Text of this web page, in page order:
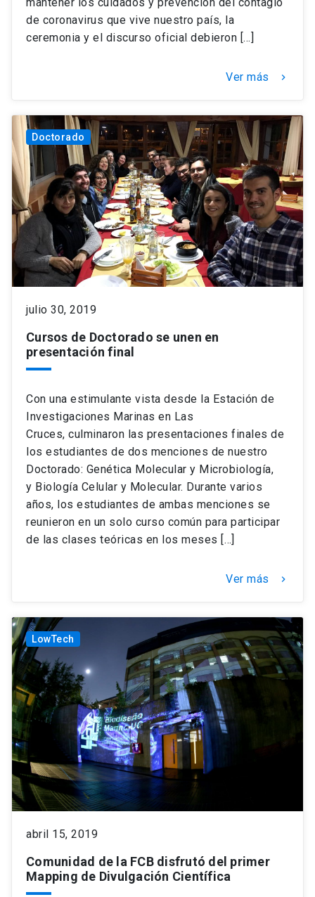
de coronavirus que vive nuestro país, la
ceremonia y el discurso oficial debieron […]
Ver más keyboard_arrow_right
Doctorado
julio 30, 2019
Cursos de Doctorado se unen en
presentación final
Con una estimulante vista desde la Estación de
Investigaciones Marinas en Las
Cruces, culminaron las presentaciones finales de
los estudiantes de dos menciones de nuestro
Doctorado: Genética Molecular y Microbiología,
y Biología Celular y Molecular. Durante varios
años, los estudiantes de ambas menciones se
reunieron en un solo curso común para participar
de las clases teóricas en los meses […]
Ver más keyboard_arrow_right
LowTech
abril 15, 2019
Comunidad de la FCB disfrutó del primer
Mapping de Divulgación Científica